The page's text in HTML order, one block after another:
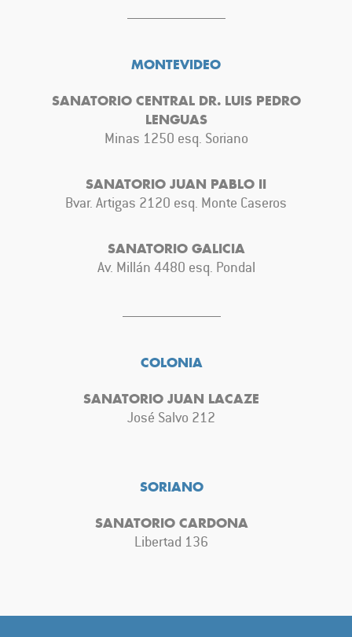
MONTEVIDEO
SANATORIO CENTRAL DR. LUIS PEDRO
LENGUAS
Minas 1250 esq. Soriano
SANATORIO JUAN PABLO II
Bvar. Artigas 2120 esq. Monte Caseros
SANATORIO GALICIA
Av. Millán 4480 esq. Pondal
COLONIA
SANATORIO JUAN LACAZE
José Salvo 212
SORIANO
SANATORIO CARDONA
Libertad 136